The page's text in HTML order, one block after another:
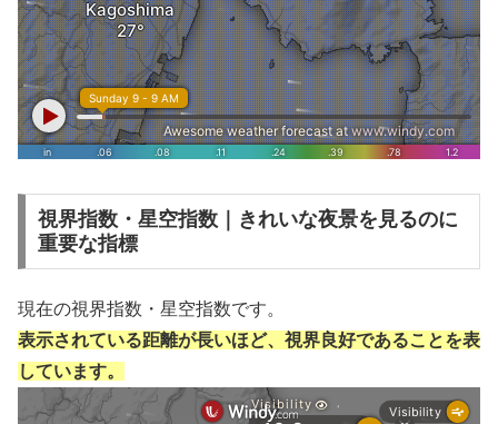
視界指数・星空指数｜きれいな夜景を見るのに
重要な指標
現在の視界指数・星空指数です。
表示されている距離が長いほど、視界良好であることを表
しています。